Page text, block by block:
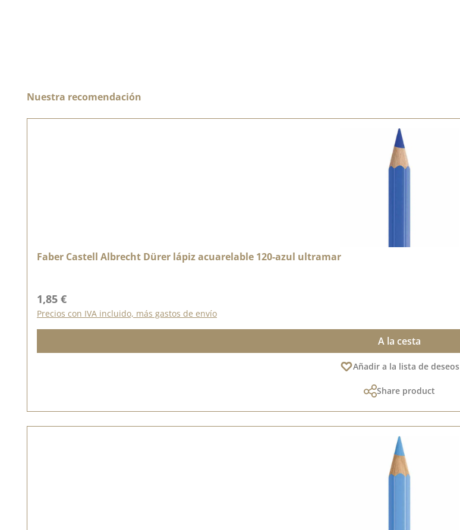
Omitir la galería de productos
Nuestra recomendación
Faber Castell Albrecht Dürer lápiz acuarelable 120-azul ultramar
Precio normal:
1,85 €
Precios con IVA incluido, más gastos de envío
A la cesta
Añadir a la lista de deseos
Share product